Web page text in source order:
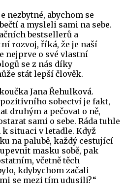
nezbytné, abychom se
a mysleli sami na sebe.
bestsellerů a
rozvoj, říká, že je naší
nejprve o své vlastní
se z nás díky
stát lepší člověk.
Jana Řehulková.
sobectví je fakt,
druhým a pečovat o ně,
sami o sebe. Ráda tuhle
situaci v letadle. Když
na palubě, každý cestující
masku sobě, pak
včetně těch
kdybychom začali
se mezi tím udusili?“